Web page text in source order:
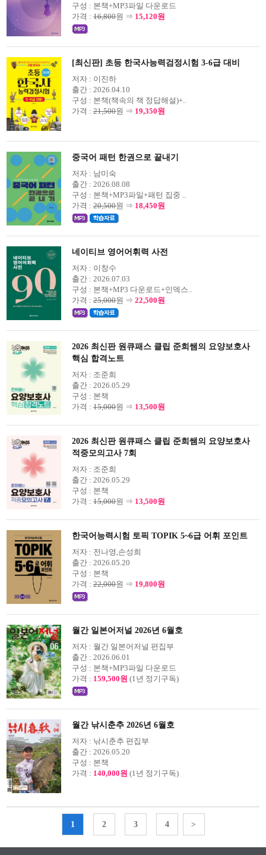
구성 : 본책+MP3파일 다운로드
가격 : 16,800원 ⇒ 15,120원
[최신판] 초등 한국사능력검정시험 3-6급 대비
저자 : 이진하
출간 : 2026.04.10
구성 : 본책(책속의 책 정답해설)+..
가격 : 21,500원 ⇒ 19,350원
중국어 패턴 한권으로 끝내기
저자 : 남미숙
출간 : 2026.08.08
구성 : 본책+MP3파일+패턴 집중 ..
가격 : 20,500원 ⇒ 18,450원
네이티브 영어어휘력 사전
저자 : 이창수
출간 : 2026.07.03
구성 : 본책+MP3 다운로드+인덱스..
가격 : 25,000원 ⇒ 22,500원
2026 최신판 원큐패스 클립 준희쌤의 요양보호사
핵심 합격노트
저자 : 조준희
출간 : 2026.05.29
구성 : 본책
가격 : 15,000원 ⇒ 13,500원
2026 최신판 원큐패스 클립 준희쌤의 요양보호사
적중모의고사 7회
저자 : 조준희
출간 : 2026.05.29
구성 : 본책
가격 : 15,000원 ⇒ 13,500원
한국어능력시험 토픽 TOPIK 5~6급 어휘 포인트
저자 : 전나영,손성희
출간 : 2026.05.20
구성 : 본책
가격 : 22,000원 ⇒ 19,800원
월간 일본어저널 2026년 6월호
저자 : 월간 일본어저널 편집부
출간 : 2026.06.01
구성 : 본책+MP3파일 다운로드
가격 : 159,500원 (1년 정기구독)
월간 낚시춘추 2026년 6월호
저자 : 낚시춘추 편집부
출간 : 2026.05.20
구성 : 본책
가격 : 140,000원 (1년 정기구독)
1 2 3 4 >